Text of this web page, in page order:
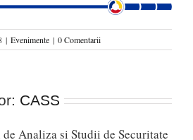
| Evenimente | 0 Comentarii
CASS
Analiza si Studii de Securitate